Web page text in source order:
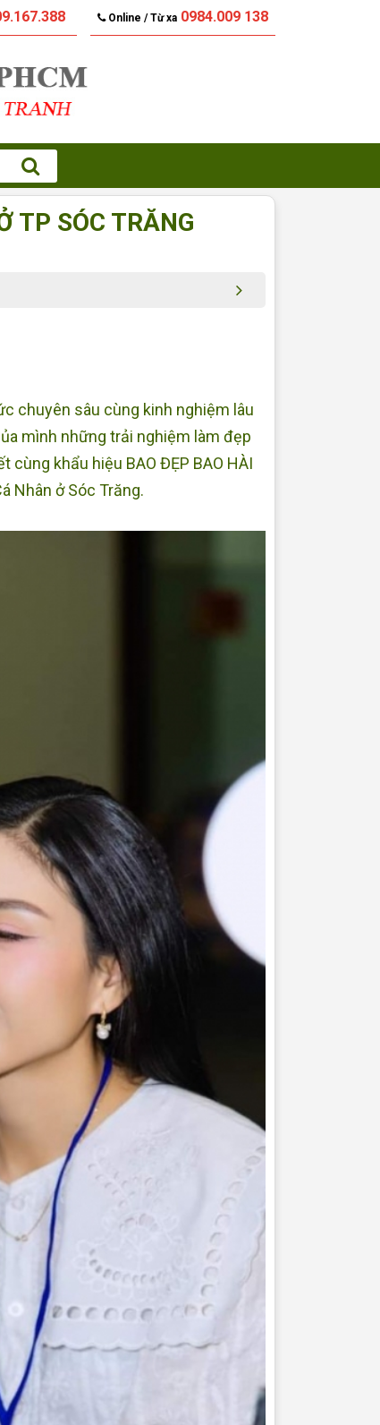
Online / Từ xa 0984.009 138
TP SÓC TRĂNG
chuyên sâu cùng kinh nghiệm lâu
mình những trải nghiệm làm đẹp
khẩu hiệu BAO ĐẸP BAO HÀI
Nhân ở Sóc Trăng.